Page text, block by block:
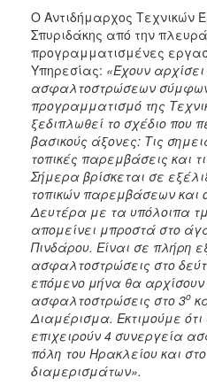
Ο Αντιδήμαρχος Τεχνικών
Σπυριδάκης από την
προγραμματισμένες
Υπηρεσίας: «Έχουν
ασφαλτοστρώσεων
προγραμματισμό της
ξεδιπλωθεί το σχέδιο που
βασικούς άξονες: Τις
τοπικές παρεμβάσεις και
Σήμερα βρίσκεται σε
τοπικών παρεμβάσεων και
Δευτέρα με τα υπόλοιπα
απομείνει μπροστά στο
Πινδάρου. Είναι σε πλήρη
ασφαλτοστρώσεις στο
επόμενο μήνα θα αρχίσουν
ασφαλτοστρώσεις στο 3ο
Διαμέρισμα. Εκτιμούμε
επιχειρούν 4 συνεργεία
πόλη του Ηρακλείου και
διαμερισμάτων».